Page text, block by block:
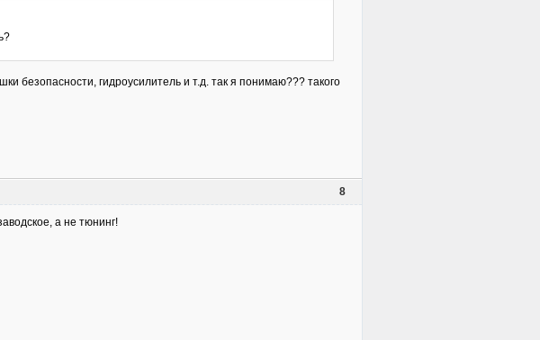
безопасности, гидроусилитель и т.д. так я понимаю??? такого
8
а не тюнинг!